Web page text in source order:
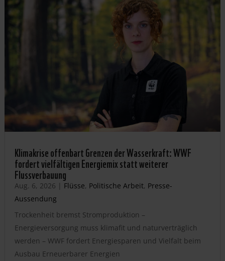
Klimakrise offenbart Grenzen der Wasserkraft: WWF
fordert vielfältigen Energiemix statt weiterer
Flussverbauung
Aug. 6, 2026 | Flüsse, Politische Arbeit, Presse-
Aussendung
Trockenheit bremst Stromproduktion –
Energieversorgung muss klimafit und naturverträglich
werden – WWF fordert Energiesparen und Vielfalt beim
Ausbau Erneuerbarer Energien